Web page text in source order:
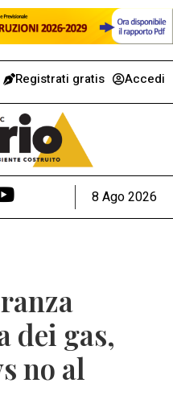
Registrati gratis Accedi
8 Ago 2026
dei gas,
no al